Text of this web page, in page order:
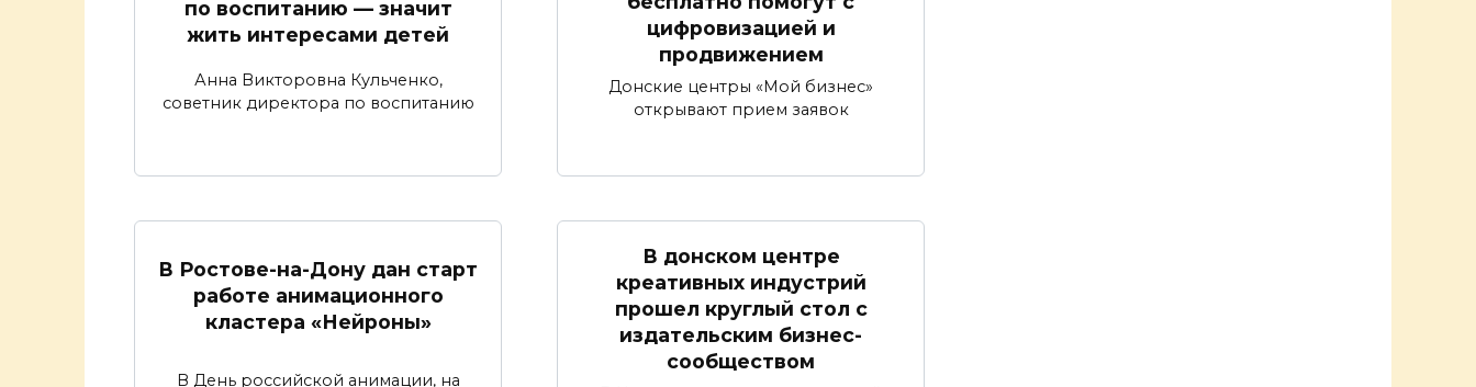
по воспитанию — значит
жить интересами детей
Анна Викторовна Кульченко,
советник директора по воспитанию
цифровизацией и
продвижением
Донские центры «Мой бизнес»
открывают прием заявок
В Ростове-на-Дону дан старт
работе анимационного
кластера «Нейроны»
В День российской анимации, на
В донском центре
креативных индустрий
прошел круглый стол с
издательским бизнес-
сообществом